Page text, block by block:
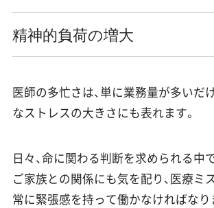
精神的負荷の増大
医師の多忙さは、単に業務量が多いだ
なストレスの大きさにも表れます。
日々、命に関わる判断を求められる中
ご家族との関係にも気を配り、医療ミ
常に緊張感を持って働かなければなり